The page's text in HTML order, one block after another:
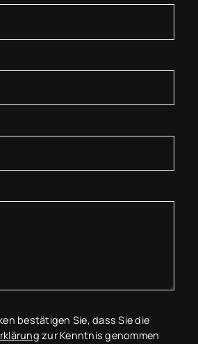
bestätigen Sie, dass Sie die
zur Kenntnis genommen